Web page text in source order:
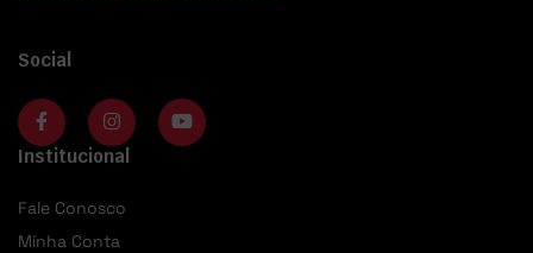
Social
Institucional
Fale Conosco
Minha Conta